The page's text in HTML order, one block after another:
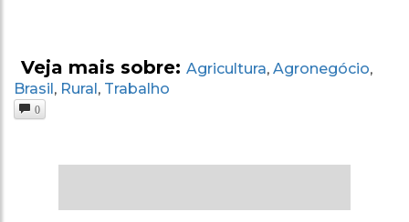
Veja mais sobre: Agricultura, Agronegócio,
Brasil, Rural, Trabalho
0